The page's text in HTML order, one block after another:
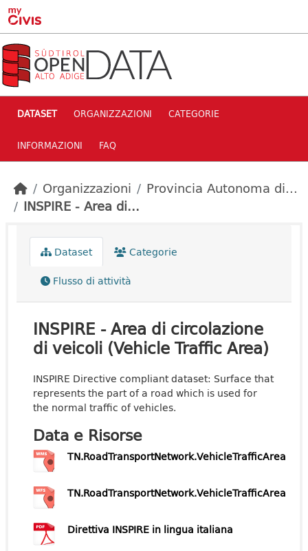
Skip to main content
DATASET ORGANIZZAZIONI CATEGORIE
INFORMAZIONI FAQ
Organizzazioni
Provincia Autonoma di...
INSPIRE - Area di...
Dataset
Categorie
Flusso di attività
INSPIRE - Area di circolazione
di veicoli (Vehicle Traffic Area)
INSPIRE Directive compliant dataset: Surface that
represents the part of a road which is used for
the normal traffic of vehicles.
Data e Risorse
TN.RoadTransportNetwork.VehicleTrafficArea
TN.RoadTransportNetwork.VehicleTrafficArea
Direttiva INSPIRE in lingua italiana